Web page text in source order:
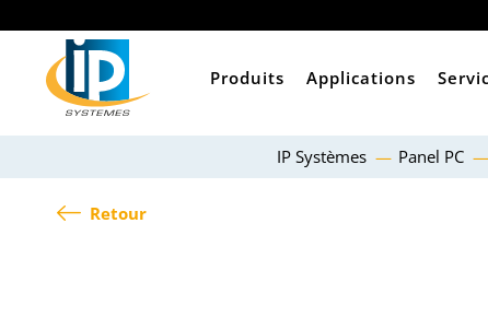
Produits Applications
IP Systèmes Panel PC
Retour